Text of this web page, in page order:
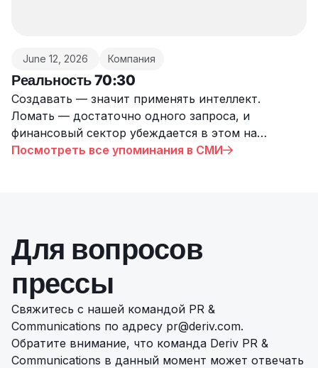
June 12, 2026 Компания
Реальность 70:30
Создавать — значит применять интеллект.
Ломать — достаточно одного запроса, и
финансовый сектор убеждается в этом на
собственном опыте. Менеджер по безопасности
Посмотреть все упоминания в СМИ
Для вопросов
прессы
Свяжитесь с нашей командой PR &
Communications по адресу pr@deriv.com.
Обратите внимание, что команда Deriv PR &
Communications в данный момент может отвечать